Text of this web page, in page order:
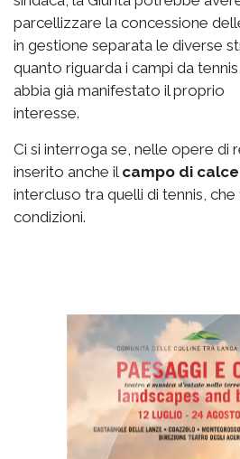
parcellizzare la concessione
in gestione separata le diverse
quanto riguarda i campi da
abbia già manifestato il proprio
interesse.
Ci si interroga se, nelle opere di
inserito anche il campo di
intercluso tra quelli di tennis, che
condizioni.